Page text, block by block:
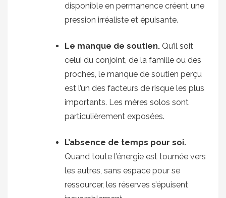
disponible en permanence créent une
pression irréaliste et épuisante.
Le manque de soutien. Qu’il soit
celui du conjoint, de la famille ou des
proches, le manque de soutien perçu
est l’un des facteurs de risque les plus
importants. Les mères solos sont
particulièrement exposées.
L’absence de temps pour soi.
Quand toute l’énergie est tournée vers
les autres, sans espace pour se
ressourcer, les réserves s’épuisent